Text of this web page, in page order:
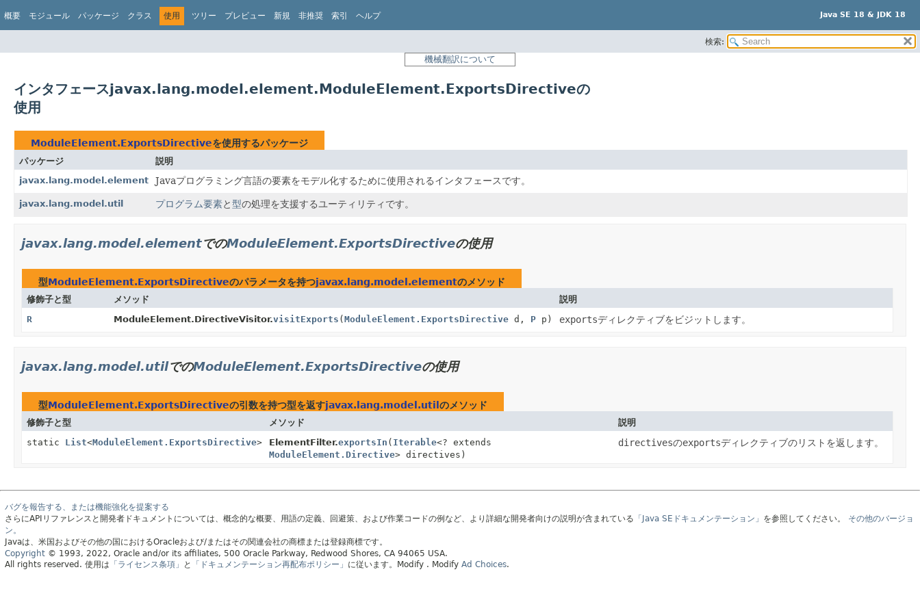
Java SE 18 & JDK 18
概要 モジュール パッケージ クラス 使用 ツリー プレビュー 新規 非推奨 索引 ヘルプ
検索:
機械翻訳について
インタフェースjavax.lang.model.element.ModuleElement.ExportsDirectiveの
使用
ModuleElement.ExportsDirectiveを使用するパッケージ
パッケージ
説明
javax.lang.model.element
Javaプログラミング言語の要素をモデル化するために使用されるインタフェースです。
javax.lang.model.util プログラム要素と型の処理を支援するユーティリティです。
javax.lang.model.elementでのModuleElement.ExportsDirectiveの使用
型ModuleElement.ExportsDirectiveのパラメータを持つjavax.lang.model.elementのメソッド
修飾子と型 メソッド
説明
R
ModuleElement.DirectiveVisitor.visitExports (ModuleElement.ExportsDirective d, P p) exportsディレクティブをビジットします。
javax.lang.model.utilでのModuleElement.ExportsDirectiveの使用
型ModuleElement.ExportsDirectiveの引数を持つ型を返すjavax.lang.model.utilのメソッド
修飾子と型 メソッド
説明
static List<ModuleElement.ExportsDirective> ElementFilter.exportsIn ( Iterable<? extends
ModuleElement.Directive> directives)
directivesのexportsディレクティブのリストを返します。
バグを報告する、または機能強化を提案する
さらにAPIリファレンスと開発者ドキュメントについては、概念的な概要、用語の定義、回避策、および作業コードの例など、より詳細な開発者向けの説明が含まれている 「Java SEドキュメンテーション」 を参照してください。
その他のバージョ
ン。
Javaは、米国およびその他の国におけるOracleおよび/またはその関連会社の商標または登録商標です。
Copyright © 1993, 2022, Oracle and/or its affiliates, 500 Oracle Parkway, Redwood Shores, CA 94065 USA.
All rights reserved. 使用は 「ライセンス条項」 と 「ドキュメンテーション再配布ポリシー」 に従います。 Modify . Modify Ad Choices.